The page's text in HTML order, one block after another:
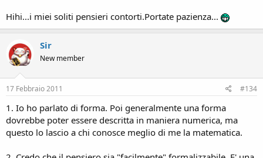
Hihi...i miei soliti pensieri contorti.Portate pazienza...
Sir
New member
17 Febbraio 2011 #134
1. Io ho parlato di forma. Poi generalmente una forma
dovrebbe poter essere descritta in maniera numerica, ma
questo lo lascio a chi conosce meglio di me la matematica.